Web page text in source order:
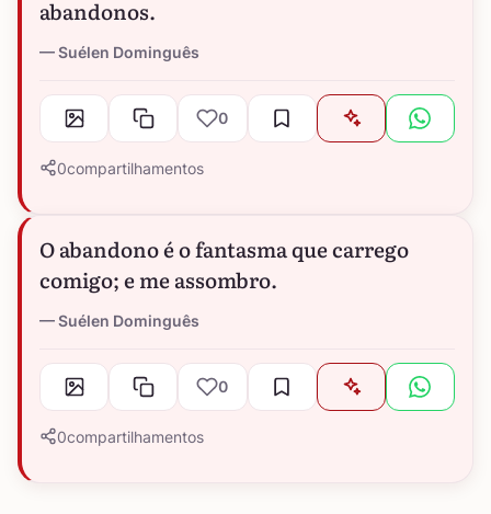
abandonos.
Suélen Dominguês
0
0compartilhamentos
O abandono é o fantasma que carrego
comigo; e me assombro.
Suélen Dominguês
0
0compartilhamentos